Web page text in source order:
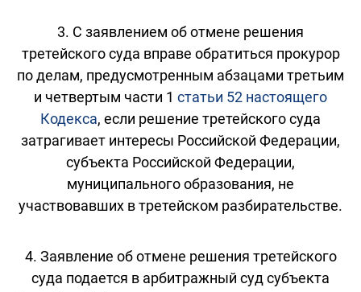
3. С заявлением об отмене решения
третейского суда вправе обратиться прокурор
по делам, предусмотренным абзацами третьим
и четвертым части 1 статьи 52 настоящего
Кодекса, если решение третейского суда
затрагивает интересы Российской Федерации,
субъекта Российской Федерации,
муниципального образования, не
участвовавших в третейском разбирательстве.
4. Заявление об отмене решения третейского
суда подается в арбитражный суд субъекта